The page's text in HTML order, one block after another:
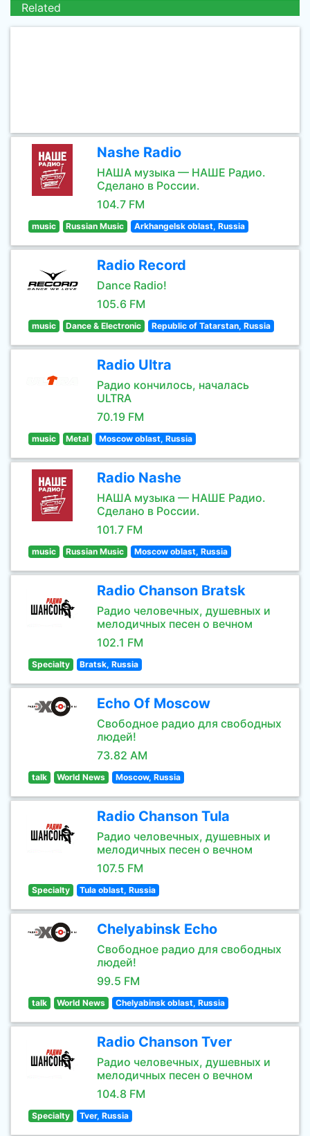
Related
Nashe Radio
НАША музыка — НАШЕ Радио.
Сделано в России.
104.7 FM
music Russian Music Arkhangelsk oblast, Russia
Radio Record
Dance Radio!
105.6 FM
music Dance & Electronic Republic of Tatarstan, Russia
Radio Ultra
Радио кончилось, началась
ULTRA
70.19 FM
music Metal Moscow oblast, Russia
Radio Nashe
НАША музыка — НАШЕ Радио.
Сделано в России.
101.7 FM
music Russian Music Moscow oblast, Russia
Radio Chanson Bratsk
Радио человечных, душевных и
мелодичных песен о вечном
102.1 FM
Specialty Bratsk, Russia
Echo Of Moscow
Свободное радио для свободных
людей!
73.82 AM
talk World News Moscow, Russia
Radio Chanson Tula
Радио человечных, душевных и
мелодичных песен о вечном
107.5 FM
Specialty Tula oblast, Russia
Chelyabinsk Echo
Свободное радио для свободных
людей!
99.5 FM
talk World News Chelyabinsk oblast, Russia
Radio Chanson Tver
Радио человечных, душевных и
мелодичных песен о вечном
104.8 FM
Specialty Tver, Russia